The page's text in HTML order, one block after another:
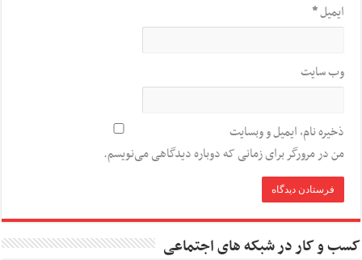
ایمیل*
وب‌ سایت
ذخیره نام، ایمیل و وبسایت
من در مرورگر برای زمانی که دوباره دیدگاهی می‌نویسم.
کسب و کار در شبکه های اجتماعی